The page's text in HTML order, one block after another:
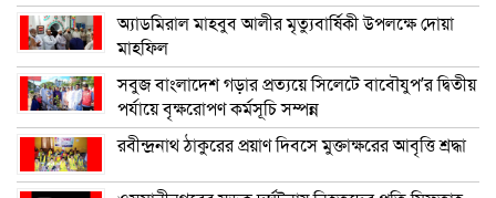
অ্যাডমিরাল মাহবুব আলীর মৃত্যুবার্ষিকী উপলক্ষে দোয়া
মাহফিল
সবুজ বাংলাদেশ গড়ার প্রত্যয়ে সিলেটে বাবৌযুপ’র দ্বিতীয়
পর্যায়ে বৃক্ষরোপণ কর্মসূচি সম্পন্ন
রবীন্দ্রনাথ ঠাকুরের প্রয়াণ দিবসে মুক্তাক্ষরের আবৃত্তি শ্রদ্ধা